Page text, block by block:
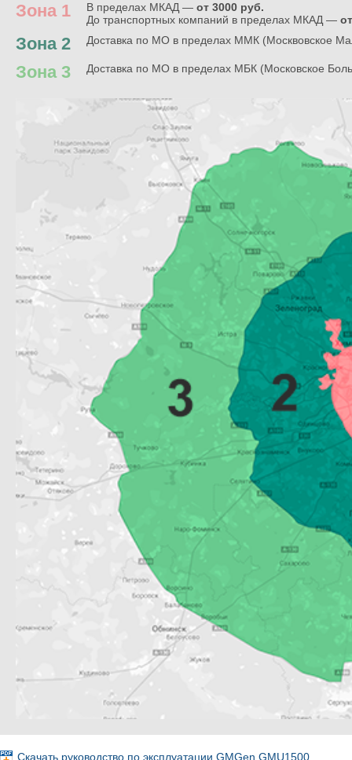
Зона 1 В пределах МКАД — от 3000 руб.
До транспортных компаний в пределах МКАД —
Зона 2 Доставка по МО в пределах ММК (Москвовское
Зона 3 Доставка по МО в пределах МБК (Московское
Скачать руководство по эксплуатации GMGen GMU1500